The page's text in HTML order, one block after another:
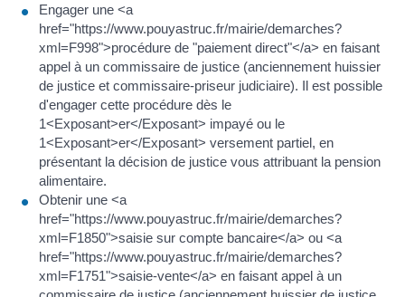
Engager une <a
href="https://www.pouyastruc.fr/mairie/demarches?
xml=F998">procédure de "paiement direct"</a> en faisant
appel à un commissaire de justice (anciennement huissier
de justice et commissaire-priseur judiciaire). Il est possible
d'engager cette procédure dès le
1<Exposant>er</Exposant> impayé ou le
1<Exposant>er</Exposant> versement partiel, en
présentant la décision de justice vous attribuant la pension
alimentaire.
Obtenir une <a
href="https://www.pouyastruc.fr/mairie/demarches?
xml=F1850">saisie sur compte bancaire</a> ou <a
href="https://www.pouyastruc.fr/mairie/demarches?
xml=F1751">saisie-vente</a> en faisant appel à un